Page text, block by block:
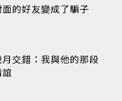
的好友變成了騙子
交錯：我與他的那段